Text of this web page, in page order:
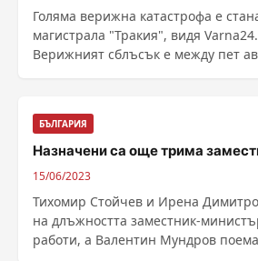
Голяма верижна катастрофа е
магистрала "Тракия", видя
Верижният сблъсък е между пет
БЪЛГАРИЯ
Назначени са още трима
15/06/2023
Тихомир Стойчев и Ирена
на длъжността заместник-
работи, а Валентин Мундров